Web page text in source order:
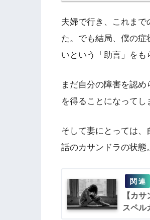
夫婦で行き、これま
た。でも結局、僕の
いという「助言」をも
まだ自分の障害を認め
を得ることになってし
そして妻にとっては
話のカサンドラの状態
【カ
スペル